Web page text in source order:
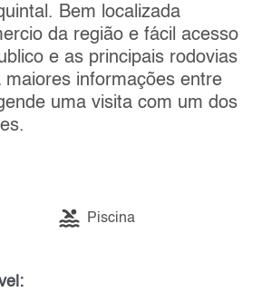
Bem localizada
da região e fácil acesso
e as principais rodovias
maiores informações entre
uma visita com um dos
Piscina